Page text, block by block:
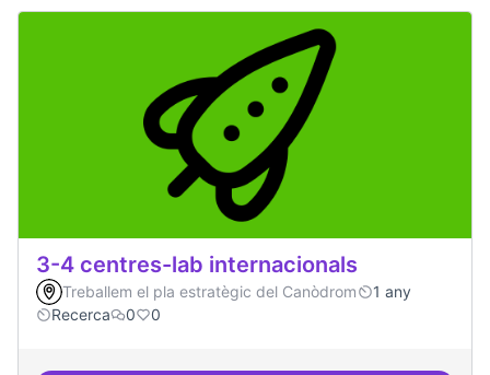
3-4 centres-lab internacionals
Treballem el pla estratègic del Canòdrom
1 any
Recerca
0 0